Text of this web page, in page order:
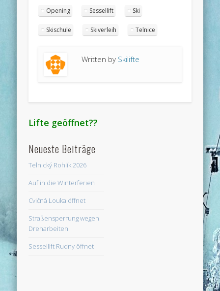
Opening Sessellift Ski
Skischule Skiverleih Telnice
Written by Skilifte
Lifte geöffnet??
Neueste Beiträge
Telnický Rohlík 2026
Auf in die Winterferien
Cvičná Louka öffnet
Straßensperrung wegen
Dreharbeiten
Sessellift Rudny öffnet